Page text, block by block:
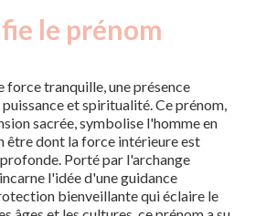
le prénom
force tranquille, une présence
et spiritualité. Ce prénom,
sacrée, symbolise l'homme en
être dont la force intérieure est
Porté par l'archange
l'idée d'une guidance
bienveillante qui éclaire le